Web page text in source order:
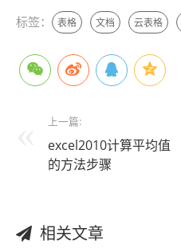
标签： 表格 文档 云表格
上一篇:
excel2010计算平均值
的方法步骤
相关文章